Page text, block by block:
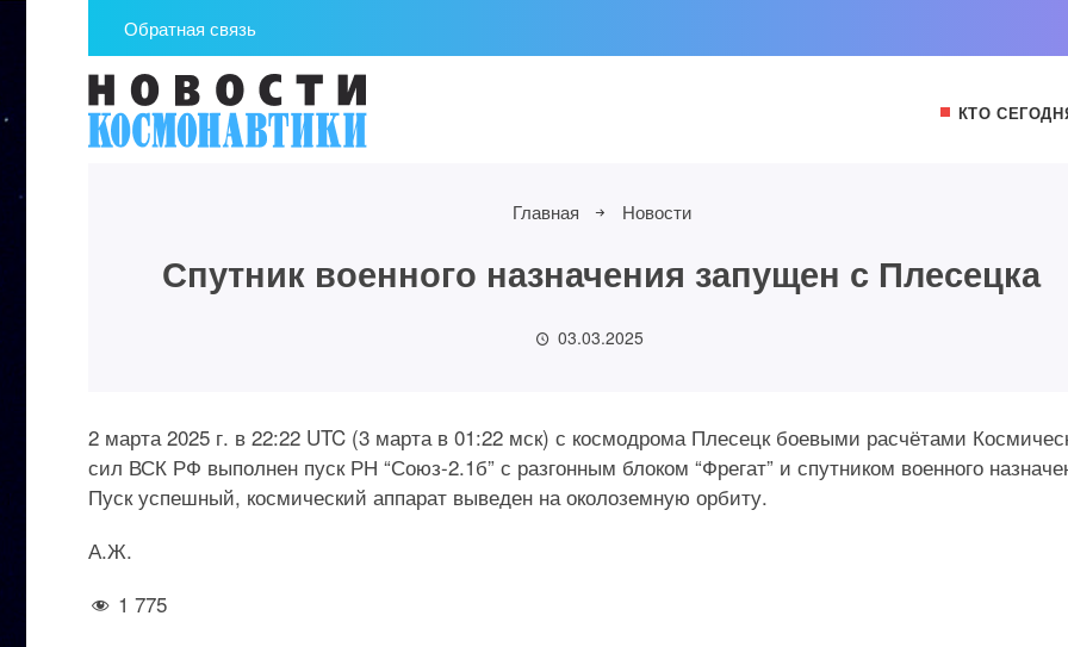
Обратная связь
КТО
Главная Новости
Спутник военного назначения запущен с Плесецка
03.03.2025
2 марта 2025 г. в 22:22 UTC (3 марта в 01:22 мск) с космодрома Плесецк боевыми расчётами
сил ВСК РФ выполнен пуск РН “Союз-2.1б” с разгонным блоком “Фрегат” и спутником военного
Пуск успешный, космический аппарат выведен на околоземную орбиту.
А.Ж.
1 775